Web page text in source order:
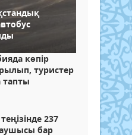
көпір
туристер
тапты
237
бар